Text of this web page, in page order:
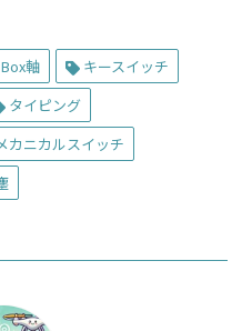
軸
キースイッチ
タイピング
カニカルスイッチ